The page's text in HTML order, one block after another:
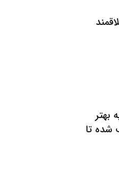
بهتر
شده تا